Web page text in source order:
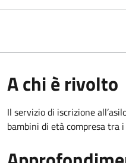
A chi è rivolto
Il servizio di iscrizione
bambini di età compresa tra